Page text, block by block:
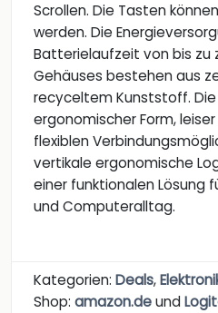
Scrollen. Die Tasten
werden. Die
Batterielaufzeit von bis zu
Gehäuses bestehen aus
recyceltem Kunststoff.
ergonomischer Form,
flexiblen
vertikale ergonomische
einer funktionalen Lösung
und Computeralltag.
Kategorien: Deals,
Shop: amazon.deund